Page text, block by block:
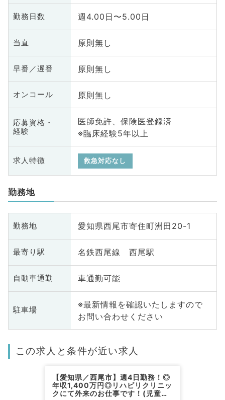
勤務日数 週4.00日〜5.00日
当直 原則無し
早番／遅番 原則無し
オンコール 原則無し
応募資格・
経験
医師免許、保険医登録済
※臨床経験5年以上
求人特徴 救急対応なし
勤務地
勤務地 愛知県西尾市寄住町洲田20-1
最寄り駅 名鉄西尾線 西尾駅
自動車通勤 車通勤可能
駐車場
※最新情報を確認いたしますので
お問い合わせください
この求人と条件が近い求人
【愛知県／西尾市】週4日勤務！◎
年収1,400万円◎リハビリクリニッ
クにて外来のお仕事です！(児童精